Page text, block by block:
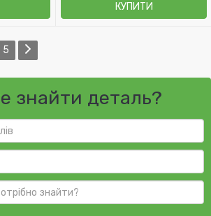
КУПИТИ
5
знайти деталь?